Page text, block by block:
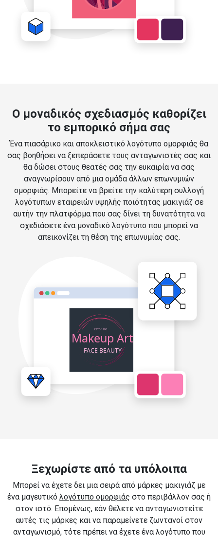
Ο μοναδικός σχεδιασμός καθορίζει
το εμπορικό σήμα σας
Ένα πιασάρικο και αποκλειστικό λογότυπο ομορφιάς θα
σας βοηθήσει να ξεπεράσετε τους ανταγωνιστές σας και
θα δώσει στους θεατές σας την ευκαιρία να σας
αναγνωρίσουν από μια ομάδα άλλων επωνυμιών
ομορφιάς. Μπορείτε να βρείτε την καλύτερη συλλογή
λογότυπων εταιρειών υψηλής ποιότητας μακιγιάζ σε
αυτήν την πλατφόρμα που σας δίνει τη δυνατότητα να
σχεδιάσετε ένα μοναδικό λογότυπο που μπορεί να
απεικονίζει τη θέση της επωνυμίας σας.
Ξεχωρίστε από τα υπόλοιπα
Μπορεί να έχετε δει μια σειρά από μάρκες μακιγιάζ με
ένα μαγευτικό λογότυπο ομορφιάς στο περιβάλλον σας ή
στον ιστό. Επομένως, εάν θέλετε να ανταγωνιστείτε
αυτές τις μάρκες και να παραμείνετε ζωντανοί στον
ανταγωνισμό, τότε πρέπει να έχετε ένα λογότυπο που